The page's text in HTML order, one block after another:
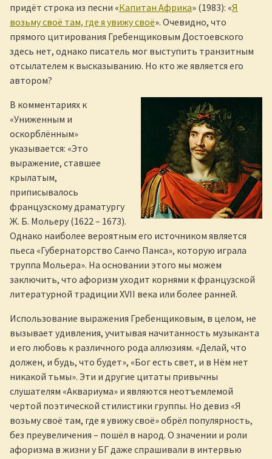
придёт строка из песни «Капитан Африка» (1983): «Я
возьму своё там, где я увижу своё». Очевидно, что
прямого цитирования Гребенщиковым Достоевского
здесь нет, однако писатель мог выступить транзитным
отсылателем к высказыванию. Но кто же является его
автором?
В комментариях к
«Униженным и
оскорблённым»
указывается: «Это
выражение, ставшее
крылатым,
приписывалось
французскому драматургу
Ж. Б. Мольеру (1622 – 1673).
Однако наиболее вероятным его источником является
пьеса «Губернаторство Санчо Панса», которую играла
труппа Мольера». На основании этого мы можем
заключить, что афоризм уходит корнями к французской
литературной традиции XVII века или более ранней.
Использование выражения Гребенщиковым, в целом, не
вызывает удивления, учитывая начитанность музыканта
и его любовь к различного рода аллюзиям. «Делай, что
должен, и будь, что будет», «Бог есть свет, и в Нём нет
никакой тьмы». Эти и другие цитаты привычны
слушателям «Аквариума» и являются неотъемлемой
чертой поэтической стилистики группы. Но девиз «Я
возьму своё там, где я увижу своё» обрёл популярность,
без преувеличения – пошёл в народ. О значении и роли
афоризма в жизни у БГ даже спрашивали в интервью